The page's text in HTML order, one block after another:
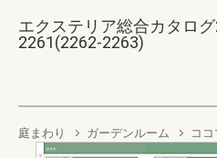
エクステリア総合カタロ
2261(2262-2263)
庭まわり ガーデンルーム コ